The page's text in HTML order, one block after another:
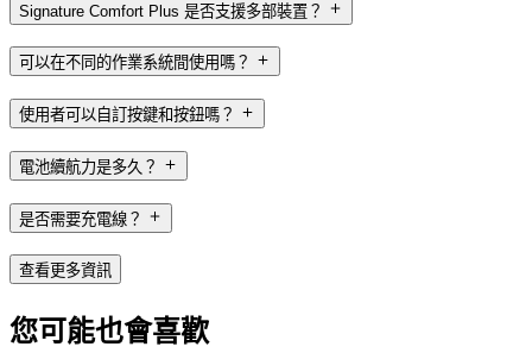
Signature Comfort Plus 是否支援多部裝置？
可以在不同的作業系統間使用嗎？
使用者可以自訂按鍵和按鈕嗎？
電池續航力是多久？
是否需要充電線？
查看更多資訊
您可能也會喜歡